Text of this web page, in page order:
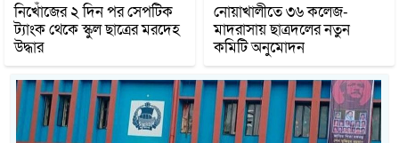
নিখোঁজের ২ দিন পর সেপটিক
ট্যাংক থেকে স্কুল ছাত্রের মরদেহ
উদ্ধার
নোয়াখালীতে ৩৬ কলেজ-
মাদরাসায় ছাত্রদলের নতুন
কমিটি অনুমোদন